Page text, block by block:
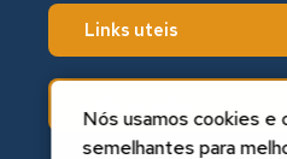
Links uteis
Nós usamos cookies e
semelhantes para